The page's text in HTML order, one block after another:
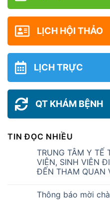
LỊCH HỘI THẢO
LỊCH TRỰC
QT KHÁM BỆNH
TIN ĐỌC NHIỀU
TRUNG TÂM Y TẾ
VIÊN, SINH VIÊN
ĐẾN THAM QUAN
Thông báo mời